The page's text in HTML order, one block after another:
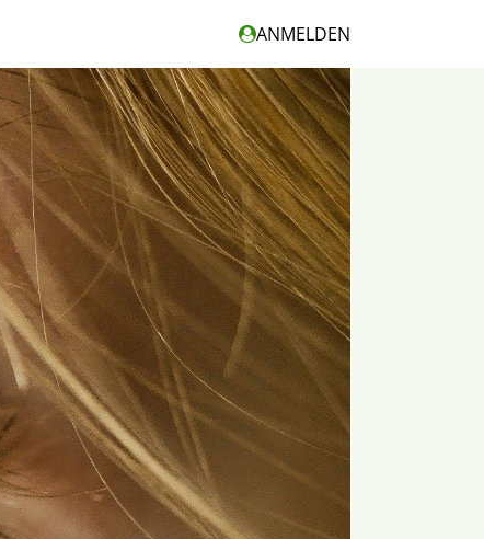
ANMELDEN